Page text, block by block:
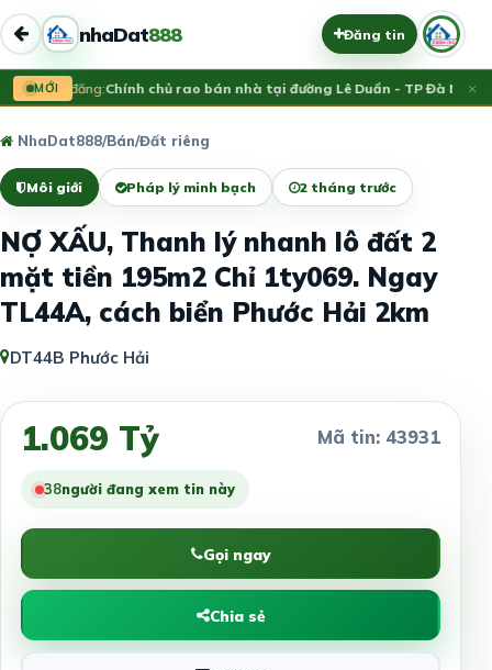
nhaDat888 Đăng tin
MỚI
Vừa đăng:Chính chủ rao bán nhà tại đường Lê Duẩn - TP Đà Nẵng;
×
NhaDat888/Bán/Đất riêng
Môi giới Pháp lý minh bạch 2 tháng trước
NỢ XẤU, Thanh lý nhanh lô đất 2
mặt tiền 195m2 Chỉ 1ty069. Ngay
TL44A, cách biển Phước Hải 2km
DT44B Phước Hải
1.069 Tỷ Mã tin: 43931
38người đang xem tin này
Gọi ngay
Chia sẻ